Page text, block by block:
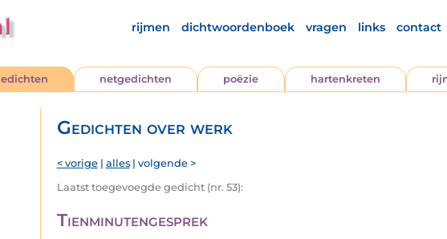
rijmen dichtwoordenboek vragen links contact
netgedichten poëzie hartenkreten
Gedichten over werk
< vorige| alles| volgende >
Laatst toegevoegde gedicht (nr. 53):
Tienminutengesprek